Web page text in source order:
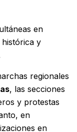
en
histórica y
regionales
, las secciones
y protestas
en
en